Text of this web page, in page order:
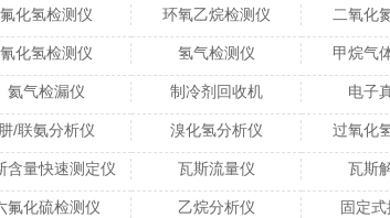
氟化氢检测仪 环氧乙烷检测仪 二氧化
氰化氢检测仪 氢气检测仪 甲烷气
氦气检漏仪 制冷剂回收机 电子
肼/联氨分析仪 溴化氢分析仪 过氧化
含量快速测定仪 瓦斯流量仪 瓦斯
氟化硫检测仪 乙烷分析仪 固定